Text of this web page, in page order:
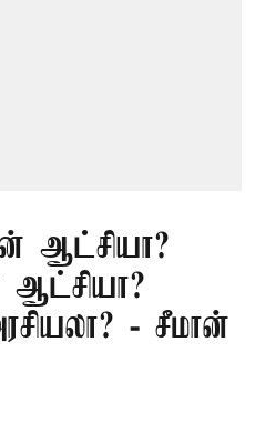
ஆட்சியா?
ஆட்சியா?
- சீமான்